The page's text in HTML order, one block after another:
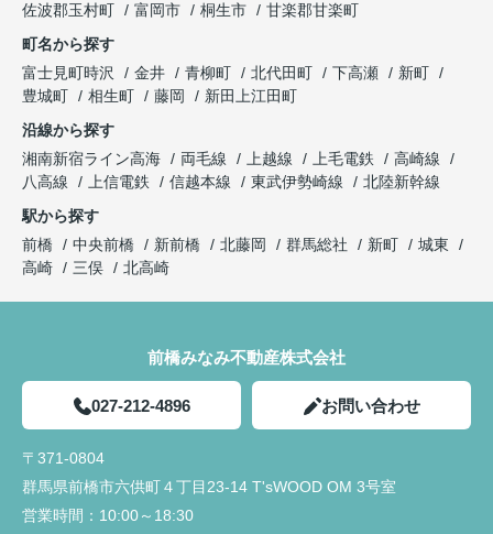
佐波郡玉村町
富岡市 桐生市
甘楽郡甘楽町
町名から探す
富士見町時沢
金井 青柳町 北代田町 下高瀬
新町
豊城町
相生町 藤岡
新田上江田町
沿線から探す
湘南新宿ライン高海
両毛線 上越線 上毛電鉄
高崎線
八高線
上信電鉄 信越本線 東武伊勢崎線
北陸新幹線
駅から探す
前橋
中央前橋 新前橋 北藤岡 群馬総社 新町
城東
高崎
三俣 北高崎
前橋みなみ不動産株式会社
027-212-4896 お問い合わせ
〒371-0804
群馬県前橋市六供町４丁目23‐14 T'sWOOD OM 3号室
営業時間： 10:00～18:30